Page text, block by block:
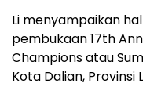
Li menyampaikan
pembukaan 17th
Champions atau
Kota Dalian, Provinsi